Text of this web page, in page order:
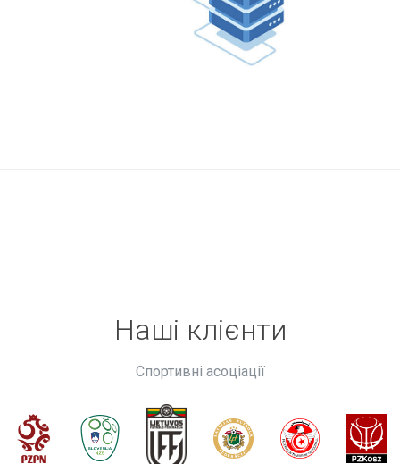
Наші клієнти
Спортивні асоціації